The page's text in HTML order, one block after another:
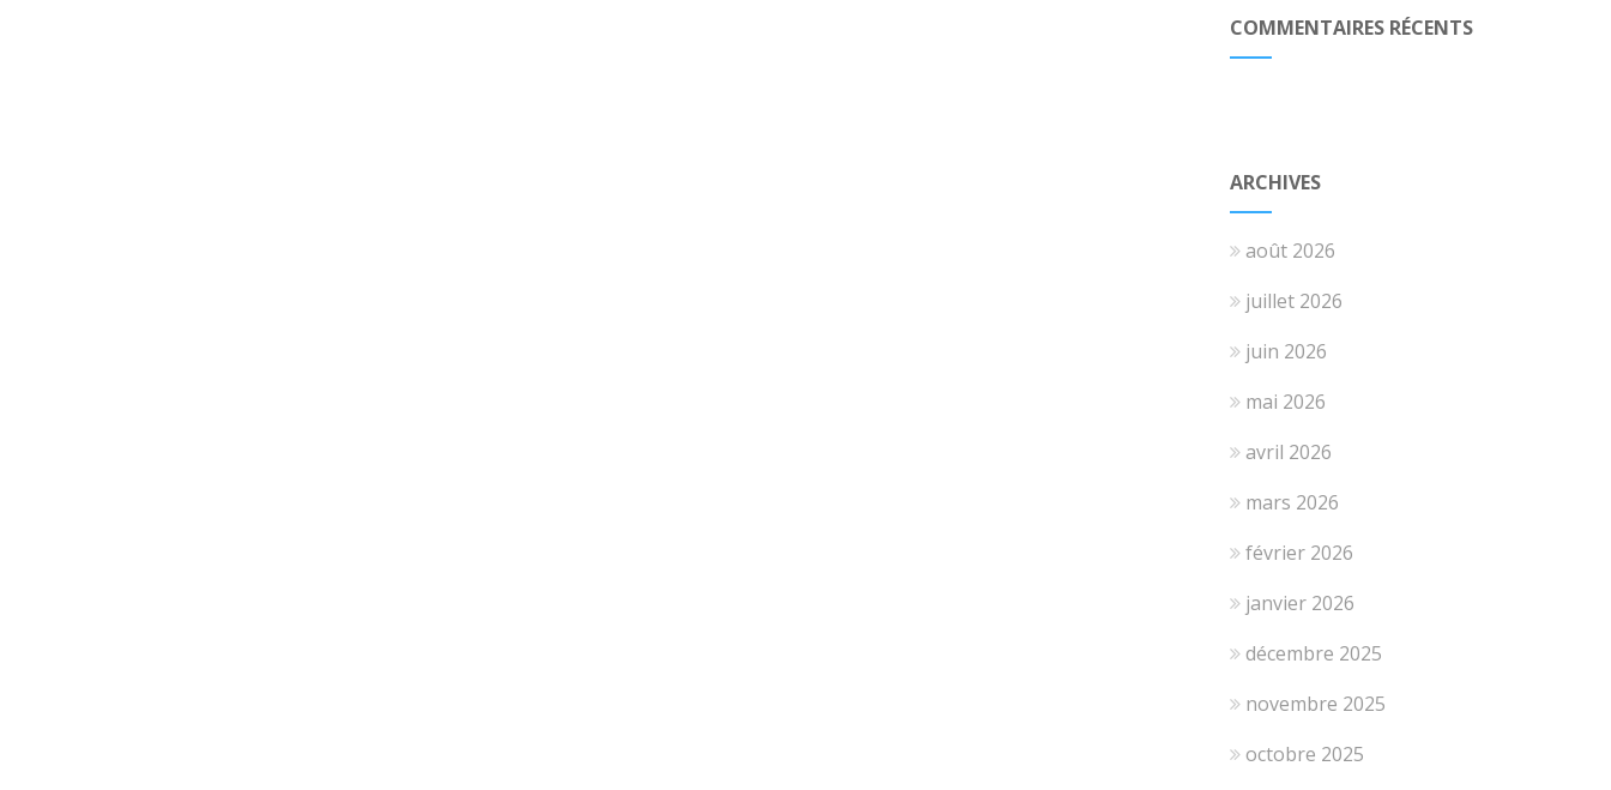
COMMENTAIRES RÉCENTS
ARCHIVES
août 2026
juillet 2026
juin 2026
mai 2026
avril 2026
mars 2026
février 2026
janvier 2026
décembre 2025
novembre 2025
octobre 2025